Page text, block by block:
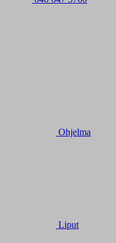
Ohjelma
Liput